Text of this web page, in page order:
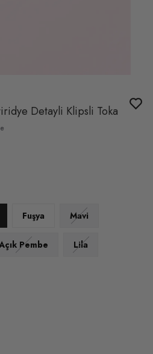
Detayli Klipsli Toka
Fuşya Mavi
Pembe Lila